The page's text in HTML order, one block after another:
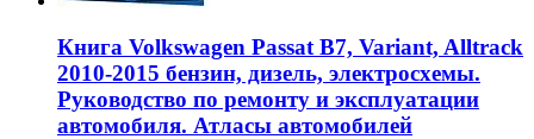
Книга Volkswagen Passat B7, Variant, Alltrack
2010-2015 бензин, дизель, электросхемы.
Руководство по ремонту и эксплуатации
автомобиля. Атласы автомобилей